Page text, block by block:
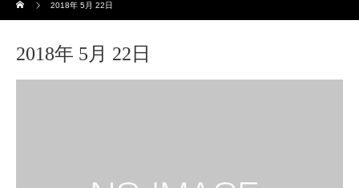
2018年 5月 22日
2018年 5月 22日